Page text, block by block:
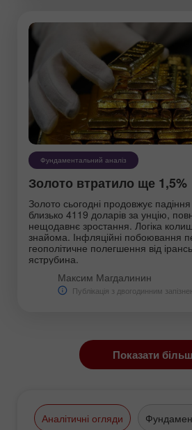
Фундаментальний аналіз
Золото втратило ще 1,5%
Золото сьогодні продовжує падіння
близько 4119 доларів за унцію,
нещодавнє зростання. Логіка
знайома. Інфляційні побоювання
геополітичне полегшення від
яструбина.
Максим Магдалинин
Публікація з двогодинним
Показати
Аналітичні огляди